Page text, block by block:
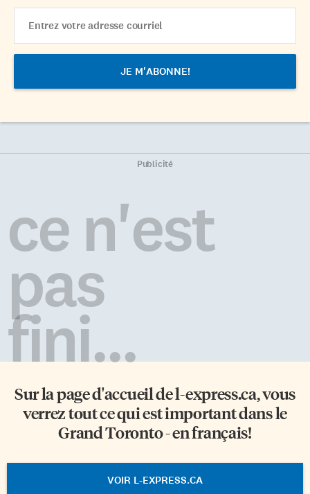
Address
Publicité
ce n'est
pas
fini...
Sur la page d'accueil del-express.ca, vous
verrez tout ce qui est important dans le
Grand Toronto - en français!
VOIR L-EXPRESS.CA